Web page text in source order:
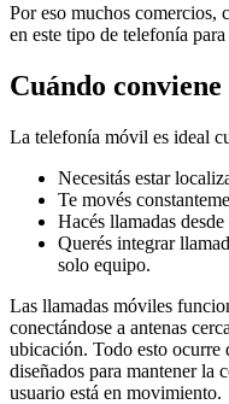
Por eso muchos comercios,
en este tipo de telefonía
Cuándo
La telefonía móvil es ideal
Necesitás estar
Te movés
Hacés llamadas
Querés integrar
solo equipo.
Las llamadas móviles
conectándose a antenas
ubicación. Todo esto ocurre
diseñados para mantener la
usuario está en movimiento.